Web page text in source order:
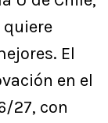
quiere
El
en el
27, con